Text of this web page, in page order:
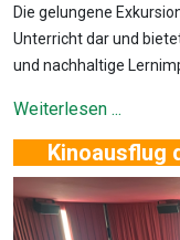
Die gelungene
Unterricht dar und
und nachhaltige
Weiterlesen ...
Kinoausflug